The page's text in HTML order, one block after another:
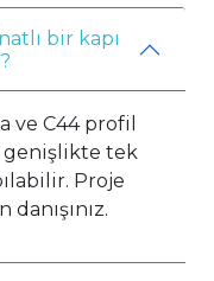
bir kapı
ve C44 profil
genişlikte tek
Proje